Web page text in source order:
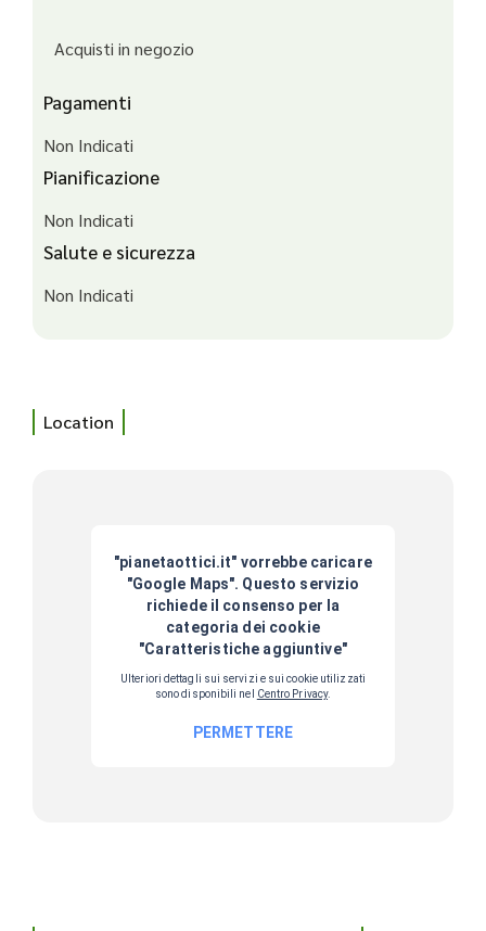
Acquisti in negozio
Pagamenti
Non Indicati
Pianificazione
Non Indicati
Salute e sicurezza
Non Indicati
Location